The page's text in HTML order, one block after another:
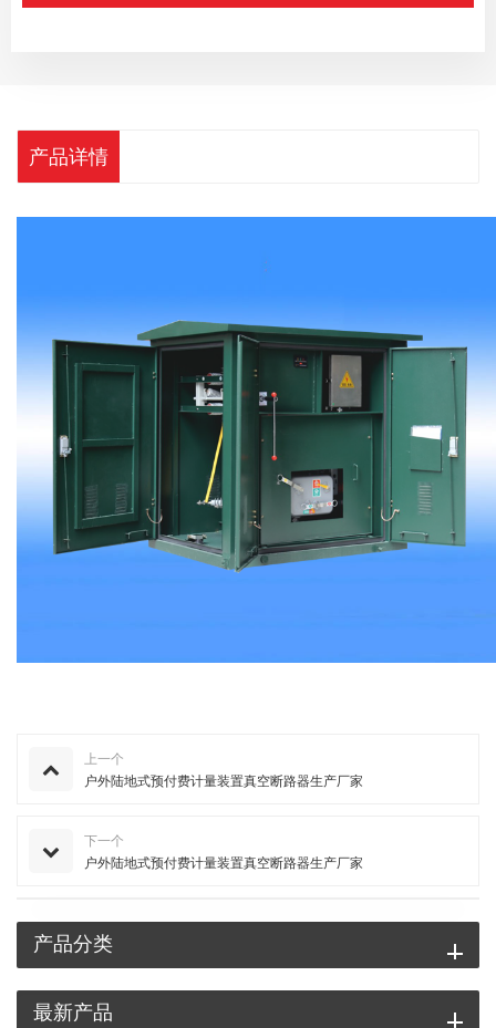
产品详情
上一个
户外陆地式预付费计量装置真空断路器生产厂家
下一个
户外陆地式预付费计量装置真空断路器生产厂家
产品分类
最新产品